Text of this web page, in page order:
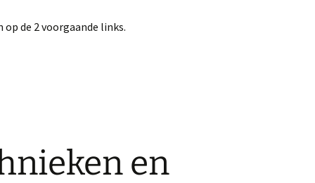
op de 2 voorgaande links.
en